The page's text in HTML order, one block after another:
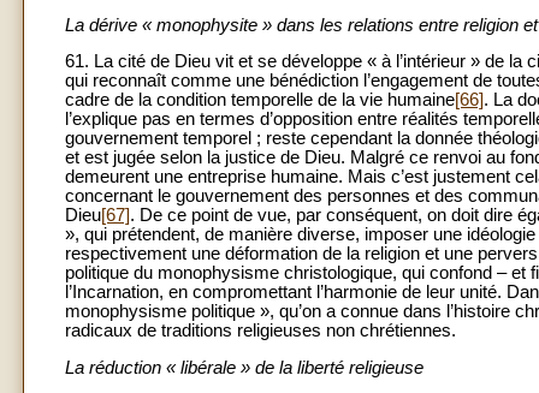
La dérive « monophysite » dans les relations entre religion
61. La cité de Dieu vit et se développe « à l’intérieur » de la
qui reconnaît comme une bénédiction l’engagement de
cadre de la condition temporelle de la vie humaine[66]. La
l’explique pas en termes d’opposition entre réalités
gouvernement temporel ; reste cependant la donnée
et est jugée selon la justice de Dieu. Malgré ce renvoi au
demeurent une entreprise humaine. Mais c’est justement
concernant le gouvernement des personnes et des
Dieu[67]. De ce point de vue, par conséquent, on doit dire
», qui prétendent, de manière diverse, imposer une
respectivement une déformation de la religion et une
politique du monophysisme christologique, qui confond –
l’Incarnation, en compromettant l’harmonie de leur unité.
monophysisme politique », qu’on a connue dans l’histoire
radicaux de traditions religieuses non chrétiennes.
La réduction « libérale » de la liberté religieuse